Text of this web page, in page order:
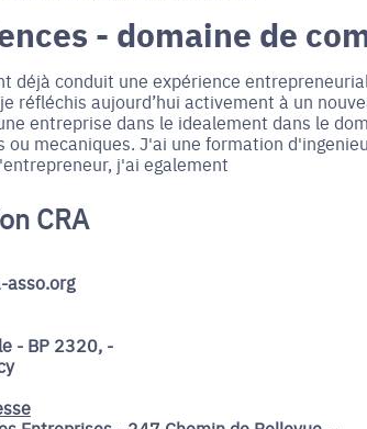
- domaine de
déjà conduit une expérience
réfléchis aujourd’hui activement à un
entreprise dans le idealement dans le
ou mecaniques. J'ai une formation
j'ai egalement
CRA
asso.org
- BP 2320, -